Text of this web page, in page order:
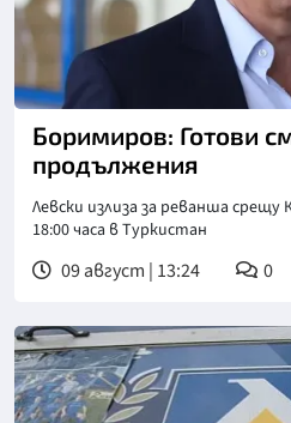
Боримиров: Готови
продължения
Левски излиза за реванша
18:00 часа в Туркистан
09 август | 13:24 0